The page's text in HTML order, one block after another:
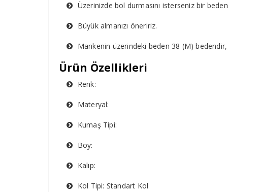
Üzerinizde bol durmasını isterseniz bir beden
Büyük almanızı öneririz.
Mankenin üzerindeki beden 38 (M) bedendir,
Ürün Özellikleri
Renk:
Materyal:
Kumaş Tipi:
Boy:
Kalıp:
Kol Tipi: Standart Kol